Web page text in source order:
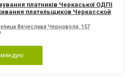
платників Черкаської ОДПІ
плательщиков Черкасской
Вячеслава Черновола, 157